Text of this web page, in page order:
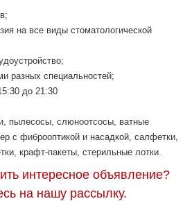
на все виды стоматологической
разных специальностей;
до 21:30
пылесосы, слюноотсосы, ватные
c фиброоптикой и насадкой, салфетки,
крафт-пакеты, стерильные лотки.
интересное объявление?
на нашу рассылку.